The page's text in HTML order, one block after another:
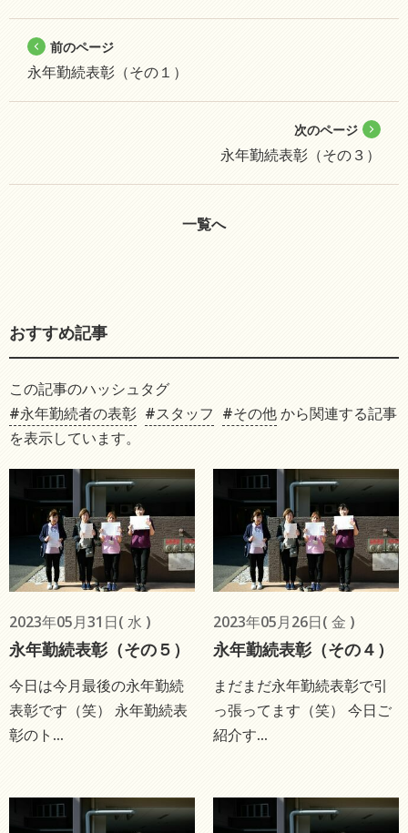
前のページ
永年勤続表彰（その１）
次のページ
永年勤続表彰（その３）
一覧へ
おすすめ記事
この記事のハッシュタグ
#永年勤続者の表彰 #スタッフ #その他から関連する記事
を表示しています。
2023年05月31日( 水 )
永年勤続表彰（その５）
今日は今月最後の永年勤続
表彰です（笑） 永年勤続表
彰のト...
2023年05月26日( 金 )
永年勤続表彰（その４）
まだまだ永年勤続表彰で引
っ張ってます（笑） 今日ご
紹介す...